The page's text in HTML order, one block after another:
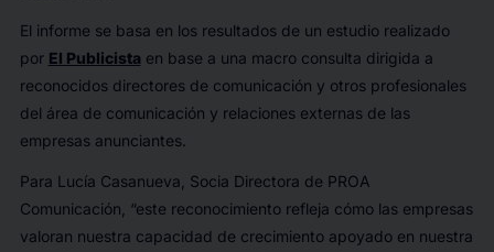
El informe se basa en los resultados de un estudio realizado
por El Publicista en base a una macro consulta dirigida a
reconocidos directores de comunicación y otros profesionales
del área de comunicación y relaciones externas de las
empresas anunciantes.
Para Lucía Casanueva, Socia Directora de PROA
Comunicación, “este reconocimiento refleja cómo las empresas
valoran nuestra capacidad de crecimiento apoyado en nuestra